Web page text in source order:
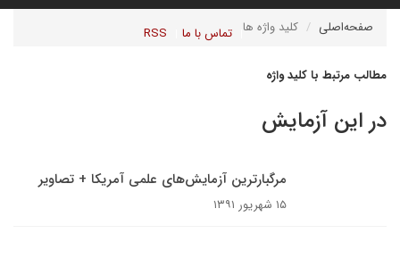
تماس با ما RSS صفحه‌اصلی کلید واژه ها
مطالب مرتبط با کلید واژه
در این آزمایش
مرگبارترین آزمایش‌های علمی آمریکا + تصاویر
۱۵ شهریور ۱۳۹۱